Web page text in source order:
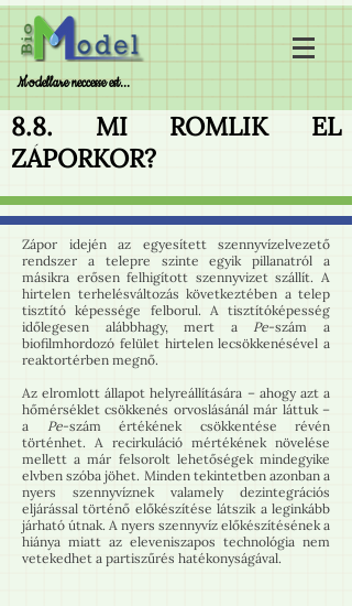
Modellare neccesse est...
8.8. MI ROMLIK EL
ZÁPORKOR?
Zápor idején az egyesített szennyvízelvezető
rendszer a telepre szinte egyik pillanatról a
másikra erősen felhigított szennyvizet szállít. A
hirtelen terhelésváltozás következtében a telep
tisztító képessége felborul. A tisztítóképesség
időlegesen alábbhagy, mert a Pe-szám a
biofilmhordozó felület hirtelen lecsökkenésével a
reaktortérben megnő.
Az elromlott állapot helyreállítására – ahogy azt a
hőmérséklet csökkenés orvoslásánál már láttuk –
a Pe-szám értékének csökkentése révén
történhet. A recirkuláció mértékének növelése
mellett a már felsorolt lehetőségek mindegyike
elvben szóba jöhet. Minden tekintetben azonban a
nyers szennyvíznek valamely dezintegrációs
eljárással történő előkészítése látszik a leginkább
járható útnak. A nyers szennyvíz előkészítésének a
hiánya miatt az eleveniszapos technológia nem
vetekedhet a partiszűrés hatékonyságával.